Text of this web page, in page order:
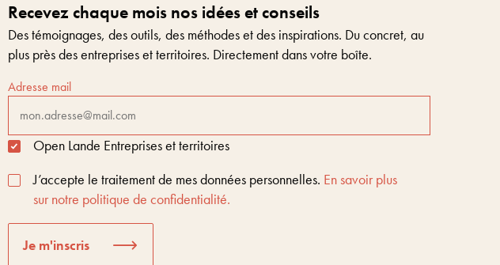
Recevez chaque mois nos idées et conseils
Des témoignages, des outils, des méthodes et des inspirations. Du concret, au
plus près des entreprises et territoires. Directement dans votre boîte.
Adresse mail
Open Lande Entreprises et territoires
J’accepte le traitement de mes données personnelles. En savoir plus
sur notre politique de confidentialité.
Je m'inscris